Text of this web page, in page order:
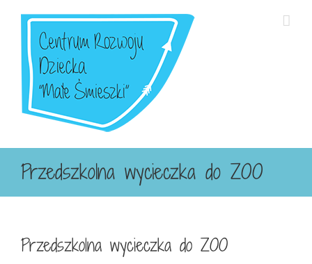
zawartości
Przedszkolna wycieczka do ZOO
Przedszkolna wycieczka do ZOO